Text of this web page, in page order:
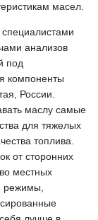
масел.
анализов
под
компоненты
России.
маслу самые
для тяжелых
топлива.
от сторонних
местных
режимы,